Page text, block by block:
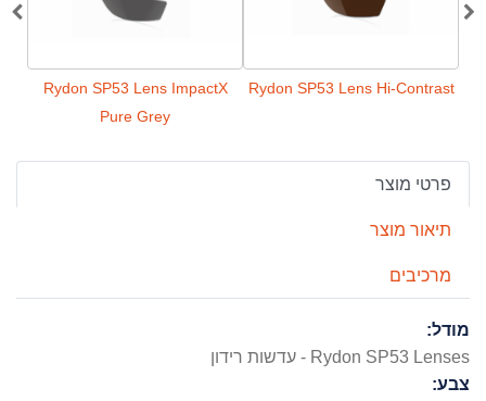
Rydon SP53 Lens Hi-Contrast
Rydon SP53 Lens ImpactX
Pure Grey
פרטי מוצר
תיאור מוצר
מרכיבים
מודל:
Rydon SP53 Lenses - עדשות רידון
צבע: